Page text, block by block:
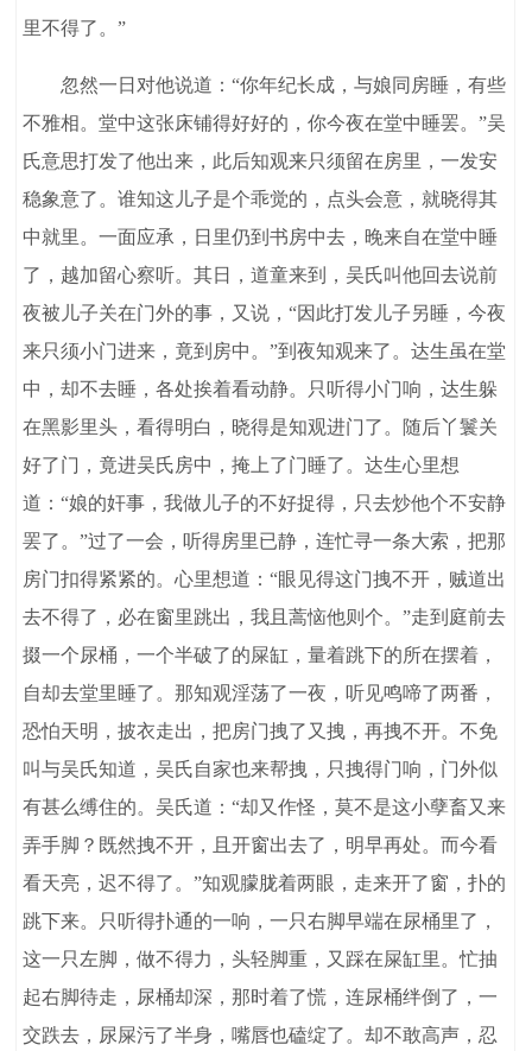
里不得了。”
忽然一日对他说道：“你年纪长成，与娘同房睡，有些
不雅相。堂中这张床铺得好好的，你今夜在堂中睡罢。”吴
氏意思打发了他出来，此后知观来只须留在房里，一发安
稳象意了。谁知这儿子是个乖觉的，点头会意，就晓得其
中就里。一面应承，日里仍到书房中去，晚来自在堂中睡
了，越加留心察听。其日，道童来到，吴氏叫他回去说前
夜被儿子关在门外的事，又说，“因此打发儿子另睡，今夜
来只须小门进来，竟到房中。”到夜知观来了。达生虽在堂
中，却不去睡，各处挨着看动静。只听得小门响，达生躲
在黑影里头，看得明白，晓得是知观进门了。随后丫鬟关
好了门，竟进吴氏房中，掩上了门睡了。达生心里想
道：“娘的奸事，我做儿子的不好捉得，只去炒他个不安静
罢了。”过了一会，听得房里已静，连忙寻一条大索，把那
房门扣得紧紧的。心里想道：“眼见得这门拽不开，贼道出
去不得了，必在窗里跳出，我且蒿恼他则个。”走到庭前去
掇一个尿桶，一个半破了的屎缸，量着跳下的所在摆着，
自却去堂里睡了。那知观淫荡了一夜，听见鸣啼了两番，
恐怕天明，披衣走出，把房门拽了又拽，再拽不开。不免
叫与吴氏知道，吴氏自家也来帮拽，只拽得门响，门外似
有甚么缚住的。吴氏道：“却又作怪，莫不是这小孽畜又来
弄手脚？既然拽不开，且开窗出去了，明早再处。而今看
看天亮，迟不得了。”知观朦胧着两眼，走来开了窗，扑的
跳下来。只听得扑通的一响，一只右脚早端在尿桶里了，
这一只左脚，做不得力，头轻脚重，又踩在屎缸里。忙抽
起右脚待走，尿桶却深，那时着了慌，连尿桶绊倒了，一
交跌去，尿屎污了半身，嘴唇也磕绽了。却不敢高声，忍